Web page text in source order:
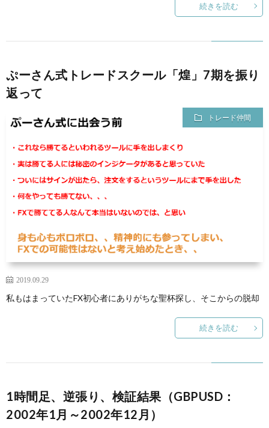
続きを読む
ぷーさん式トレードスクール「煌」7期を振り
返って
トレード仲間
2019.09.29
私もはまっていたFX初心者にありがちな聖杯探し、そこからの脱却
続きを読む
1時間足、逆張り、検証結果（GBPUSD：
2002年1月～2002年12月）